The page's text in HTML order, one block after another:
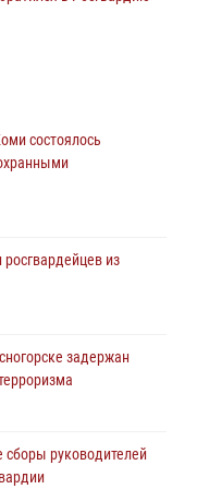
ДОЛ «Орленок»
план «Квартал»
ежегодного
мастерства среди
в молебне в рамках
князя
состоялось
из
задержан
руководителей